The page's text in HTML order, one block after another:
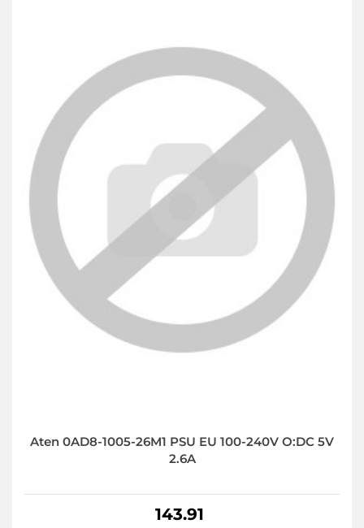
Aten 0AD8-1005-26M1 PSU EU 100-240V O:DC 5V
2.6A
143.91